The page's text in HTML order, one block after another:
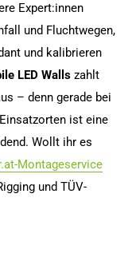
Expert:innen
und Fluchtwegen,
und kalibrieren
LED Walls zahlt
– denn gerade bei
ist eine
Wollt ihr es
Montageservice
und TÜV-